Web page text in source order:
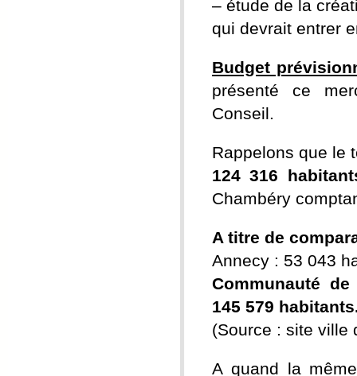
– étude de la
qui devrait entrer
Budget
présenté ce
Conseil.
Rappelons que le
124 316
Chambéry
A titre de
Annecy : 53 043
Communauté
145 579
(Source : site ville
A quand la